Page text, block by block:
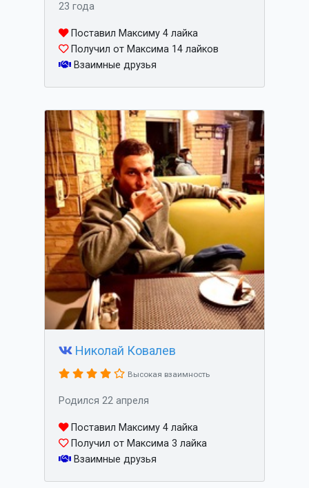
23 года
Поставил Максиму 4 лайка
Получил от Максима 14 лайков
Взаимные друзья
Николай Ковалев
Высокая взаимность
Родился 22 апреля
Поставил Максиму 4 лайка
Получил от Максима 3 лайка
Взаимные друзья